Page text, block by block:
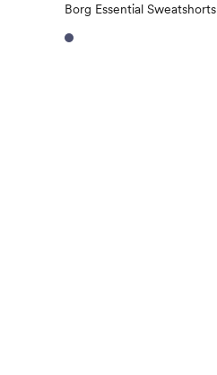
Borg Essential Sweatshorts